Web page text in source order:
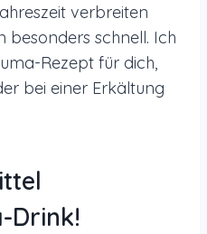
verbreiten
besonders schnell. Ich
Rezept für dich,
bei einer Erkältung
Drink!